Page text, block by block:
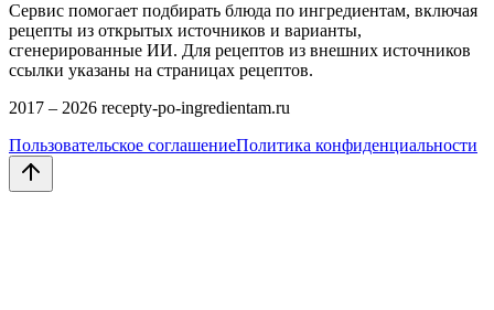
Сервис помогает подбирать блюда по ингредиентам, включая
рецепты из открытых источников и варианты,
сгенерированные ИИ. Для рецептов из внешних источников
ссылки указаны на страницах рецептов.
2017 – 2026 recepty-po-ingredientam.ru
Пользовательское соглашениеПолитика конфиденциальности